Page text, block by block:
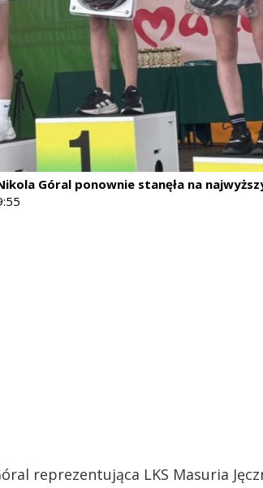
Góral ponownie stanęła na
reprezentująca LKS Masuria